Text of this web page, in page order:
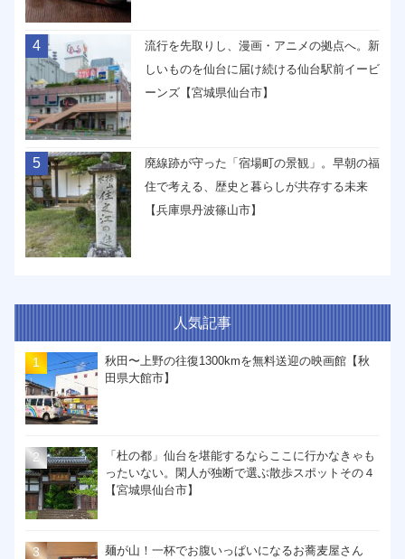
4
流行を先取りし、漫画・アニメの拠点へ。新
しいものを仙台に届け続ける仙台駅前イービ
ーンズ【宮城県仙台市】
5
廃線跡が守った「宿場町の景観」。早朝の福
住で考える、歴史と暮らしが共存する未来
【兵庫県丹波篠山市】
人気記事
秋田〜上野の往復1300kmを無料送迎の映画館【秋
田県大館市】
「杜の都」仙台を堪能するならここに行かなきゃも
ったいない。閑人が独断で選ぶ散歩スポットその４
【宮城県仙台市】
麺が山！一杯でお腹いっぱいになるお蕎麦屋さん